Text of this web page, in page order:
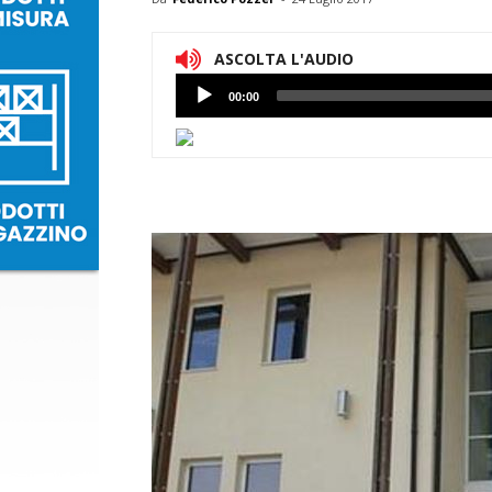
ASCOLTA L'AUDIO
Lettore
Audio
00:00